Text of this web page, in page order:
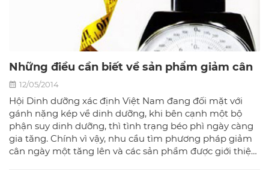
Những điều cần biết về sản phẩm giảm cân
12/05/2014
Hội Dinh dưỡng xác định Việt Nam đang đối mặt với
gánh nặng kép về dinh dưỡng, khi bên cạnh một bộ
phận suy dinh dưỡng, thì tình trạng béo phì ngày càng
gia tăng. Chính vì vậy, nhu cầu tìm phương pháp giảm
cân ngày một tăng lên và các sản phẩm được giới thiệu